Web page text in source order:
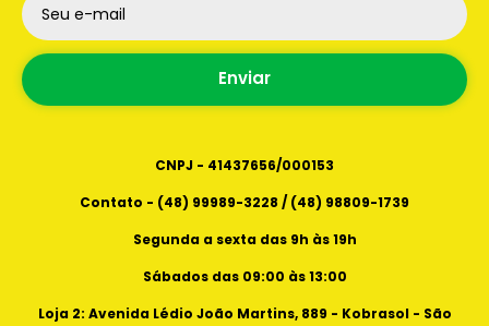
- São José - Santa Catarina - CEP 88101101
Loja 3: Avenida Lédio João Martins, 321, kobrasol
center - kobrasol - São José - Santa Catarina -
88101101
Horários de atendimento
Segunda a sexta das 9h as 19h
Seu e-mail
Enviar
CNPJ - 41437656/000153
Contato - (48) 99989-3228 / (48) 98809-1739
Segunda a sexta das 9h às 19h
Sábados das 09:00 às 13:00
Loja 2: Avenida Lédio João Martins, 889 - Kobrasol - São